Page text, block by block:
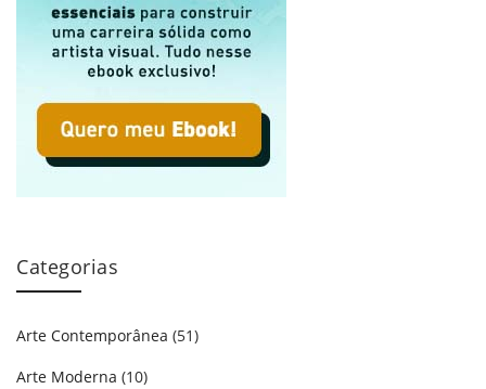
Categorias
Arte Contemporânea (51)
Arte Moderna (10)